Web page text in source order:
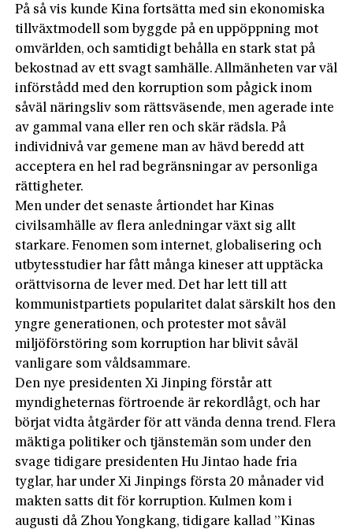
På så vis kunde Kina fortsätta med sin ekonomiska
tillväxtmodell som byggde på en uppöppning mot
omvärlden, och samtidigt behålla en stark stat på
bekostnad av ett svagt samhälle. Allmänheten var väl
införstådd med den korruption som pågick inom
såväl näringsliv som rättsväsende, men agerade inte
av gammal vana eller ren och skär rädsla. På
individnivå var gemene man av hävd beredd att
acceptera en hel rad begränsningar av personliga
rättigheter.
Men under det senaste årtiondet har Kinas
civilsamhälle av flera anledningar växt sig allt
starkare. Fenomen som internet, globalisering och
utbytesstudier har fått många kineser att upptäcka
orättvisorna de lever med. Det har lett till att
kommunistpartiets popularitet dalat särskilt hos den
yngre generationen, och protester mot såväl
miljöförstöring som korruption har blivit såväl
vanligare som våldsammare.
Den nye presidenten Xi Jinping förstår att
myndigheternas förtroende är rekordlågt, och har
börjat vidta åtgärder för att vända denna trend. Flera
mäktiga politiker och tjänstemän som under den
svage tidigare presidenten Hu Jintao hade fria
tyglar, har under Xi Jinpings första 20 månader vid
makten satts dit för korruption. Kulmen kom i
augusti då Zhou Yongkang, tidigare kallad ”Kinas